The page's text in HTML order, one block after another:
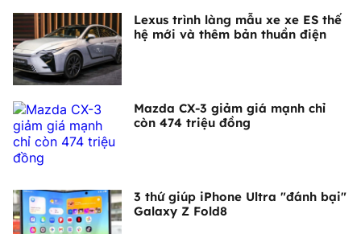
Lexus trình làng mẫu xe xe ES thế
hệ mới và thêm bản thuần điện
Mazda CX-3 giảm giá mạnh chỉ
còn 474 triệu đồng
3 thứ giúp iPhone Ultra "đánh bại"
Galaxy Z Fold8